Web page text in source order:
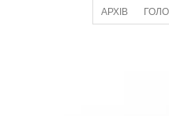
АРХІВ